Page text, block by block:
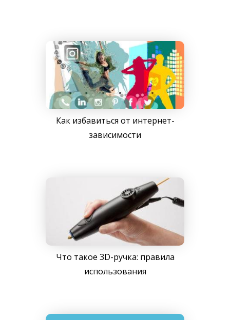
Как избавиться от интернет-
зависимости
Что такое 3D-ручка: правила
использования